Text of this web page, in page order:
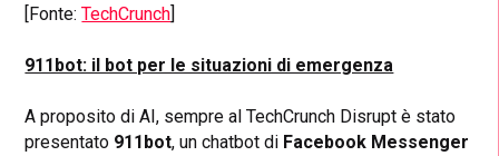
[Fonte:TechCrunch
911bot: il bot per le situazioni di emergenza
A proposito di AI, sempre al TechCrunch Disrupt è stato
presentato 911bot, un chatbot di Facebook Messenger